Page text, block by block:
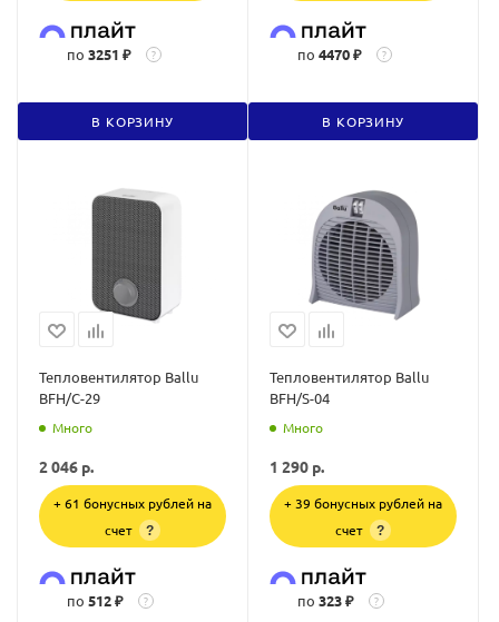
по 3251 ₽ ?
В КОРЗИНУ
по 4470 ₽ ?
В КОРЗИНУ
Тепловентилятор Ballu
BFH/C-29
Много
2 046 р.
+ 61 бонусных рублей на
счет
?
по 512 ₽ ?
Тепловентилятор Ballu
BFH/S-04
Много
1 290 р.
+ 39 бонусных рублей на
счет
?
по 323 ₽ ?